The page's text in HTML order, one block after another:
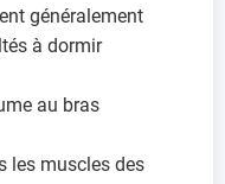
généralement
à dormir
au bras
les muscles des